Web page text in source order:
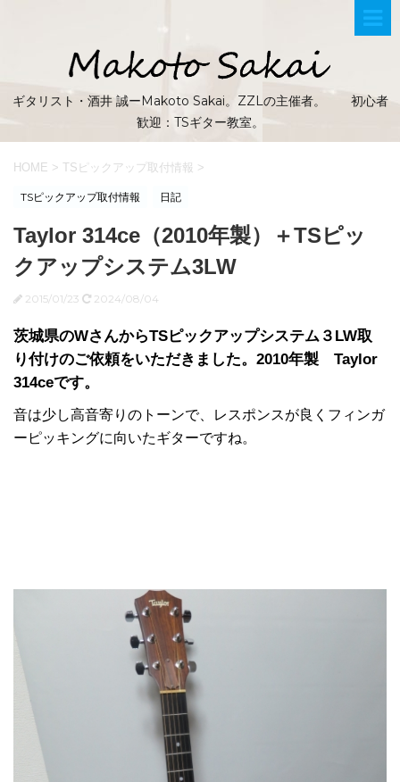
ギタリスト・酒井 誠ーMakoto Sakai。ZZLの主催者。 初心者
歓迎：TSギター教室。
HOME > TSピックアップ取付情報 >
TSピックアップ取付情報 日記
Taylor 314ce（2010年製）＋TSピッ
クアップシステム3LW
2015/01/23 2024/08/04
茨城県のWさんからTSピックアップシステム３LW取
り付けのご依頼をいただきました。2010年製 Taylor
314ceです。
音は少し高音寄りのトーンで、レスポンスが良くフィンガ
ーピッキングに向いたギターですね。